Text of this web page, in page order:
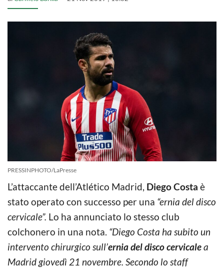
PRESSINPHOTO/LaPresse
L’attaccante dell’Atlético Madrid, Diego Costa è
stato operato con successo per una “ernia del disco
cervicale”. Lo ha annunciato lo stesso club
colchonero in una nota. “Diego Costa ha subito un
intervento chirurgico sull’ernia del disco cervicalea
Madrid giovedì 21 novembre. Secondo lo staff